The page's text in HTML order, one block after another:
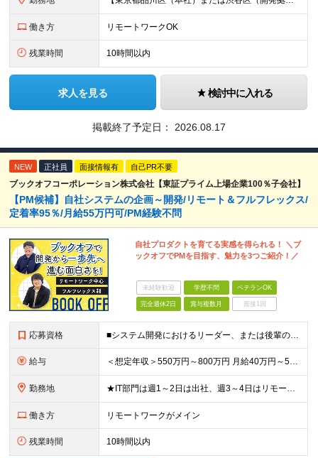
働き方 リモートワークOK
残業時間 10時間以内
求人を見る 検討中に入れる
掲載終了予定日： 2026.08.17
NEW 正社員 面接情報有 自己PR不要
ブックオフコーポレーション株式会社【東証プライム上場企業100％子会社】
【PM候補】自社システムの企画～開発/リモート＆フルフレックス/
定着率95％/月給55万円可/PM経験不問
自社プロダクトを育てる実感を得られる！ ＼ブ
ックオフでPMを目指す、魅力を3つご紹介！／
未経験歓迎 学歴不問 ベテランOK
完全週休2日 賞与複数月 面接1回
応募資格 ■システム開発におけるリーダー、または後輩の指導や進捗管理などの経験のある方 ■機能要件/非機能要件の知識（経験は問いません） ＼「マネジメント未経験だけど今後チャレンジしたい」という方もぜひご応募く
給与 ＜想定年収＞550万円～800万円 月給40万円～55万円＋賞与＋交通費全額支給＋各種手当(子女教育手当等) ※経験・能力などを考慮し相談の上、当社規定により決定します。 ※上記金額には16～21時
勤務地 ★IT部門は週1～2日は出社、週3～4日はリモートワーク ★勤務地はご本人のご希望を最優先します ■飯田橋オフィス／東京都新宿区揚場町2-26 SKビル ■本社／神奈川県相模原市南区古淵2-14-
働き方 リモートワークがメイン
残業時間 10時間以内